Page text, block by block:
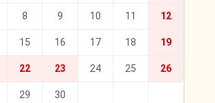
8 9 10 11 12
15 16 17 18 19
22 23 24 25 26
29 30